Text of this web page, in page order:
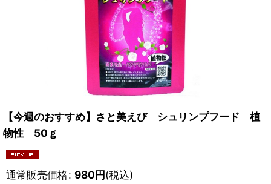
【今週のおすすめ】さと美えび シュリンプフード 植
物性 50ｇ
通常販売価格: 980円(税込)